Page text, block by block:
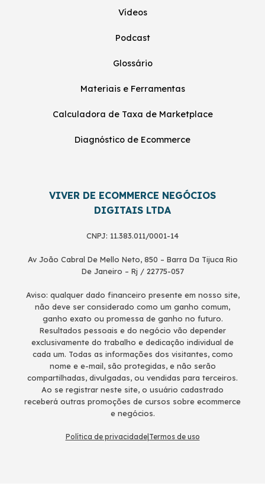
Vídeos
Podcast
Glossário
Materiais e Ferramentas
Calculadora de Taxa de Marketplace
Diagnóstico de Ecommerce
VIVER DE ECOMMERCE NEGÓCIOS
DIGITAIS LTDA
CNPJ: 11.383.011/0001-14
Av João Cabral De Mello Neto, 850 – Barra Da Tijuca Rio
De Janeiro – Rj / 22775-057
Aviso: qualquer dado financeiro presente em nosso site,
não deve ser considerado como um ganho comum,
ganho exato ou promessa de ganho no futuro.
Resultados pessoais e do negócio vão depender
exclusivamente do trabalho e dedicação individual de
cada um. Todas as informações dos visitantes, como
nome e e-mail, são protegidas, e não serão
compartilhadas, divulgadas, ou vendidas para terceiros.
Ao se registrar neste site, o usuário cadastrado
receberá outras promoções de cursos sobre ecommerce
e negócios.
Política de privacidade| Termos de uso